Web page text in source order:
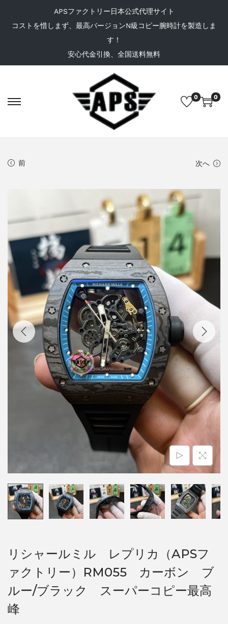
APSファクトリー日本公式代理サイト
コストを惜しまず、最高バージョンN級コピー腕時計を製造しま
す！
安心代金引換、全国送料無料
0 0
前 次へ
リシャールミル レプリカ（APSフ
ァクトリー）RM055 カーボン ブ
ルー/ブラック スーパーコピー最高
峰